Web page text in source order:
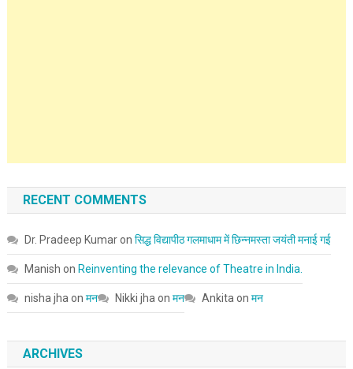
RECENT COMMENTS
Dr. Pradeep Kumaron सिद्ध विद्यापीठ गलमाधाम में छिन्नमस्ता जयंती मनाई गई
Manish on Reinventing the relevance of Theatre in India.
nisha jha on मन Nikki jha on मन Ankita on मन
ARCHIVES